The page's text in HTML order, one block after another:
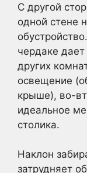
С другой
одной стене
чердаке
других
освещение
крыше), во-
идеальное
столика.
Наклон
затрудняет